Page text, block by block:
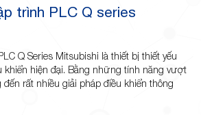
trình PLC Q series
Q Series Mitsubishi là thiết bị thiết yếu
khiển hiện đại. Bằng những tính năng vượt
đến rất nhiều giải pháp điều khiển thông